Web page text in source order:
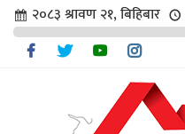
२०८३ श्रावण २१, बिहिबार